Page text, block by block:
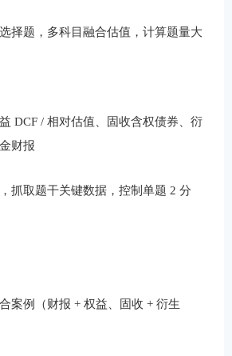
择题，多科目融合估值，计算题量大
DCF / 相对估值、固收含权债券、衍
财报
抓取题干关键数据，控制单题 2 分
案例（财报 + 权益、固收 + 衍生